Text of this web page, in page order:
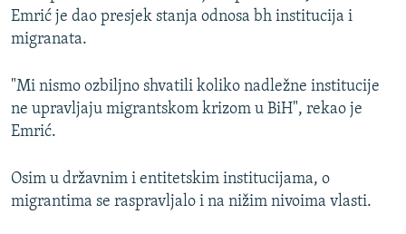
Emrić je dao presjek stanja odnosa bh institucija i
migranata.
"Mi nismo ozbiljno shvatili koliko nadležne institucije
ne upravljaju migrantskom krizom u BiH", rekao je
Emrić.
Osim u državnim i entitetskim institucijama, o
migrantima se raspravljalo i na nižim nivoima vlasti.